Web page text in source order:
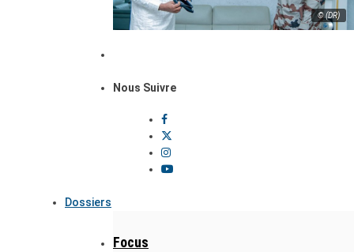
© (DR)
Nous Suivre
Dossiers
Focus